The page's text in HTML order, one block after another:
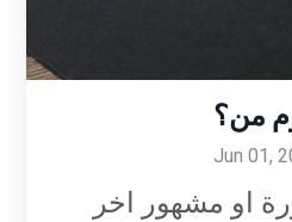
من؟
Jun 01,
او مشهور اخر